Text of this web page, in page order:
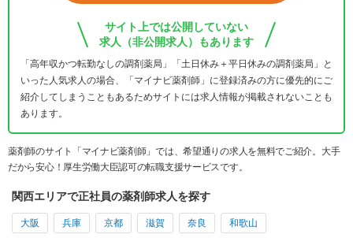
サイト上では公開していない
求人（非公開求人）もあります
「高年収かつ転勤なしの調剤薬局」「土日休み＋平日休みの調剤薬局」と
いった人気求人の場合、「マイナビ薬剤師」に登録済みの方に優先的にご
紹介してしまうこともあるためサイトには求人情報が掲載されないことも
あります。
薬剤師のサイト「マイナビ薬剤師」では、希望通りの求人を無料でご紹介。大手
だから安心！厚生労働大臣認可の転職支援サービスです。
関西エリアで正社員の薬剤師求人を探す
大阪 兵庫 京都 滋賀 奈良 和歌山